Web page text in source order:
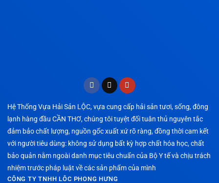
Hệ Thống Vựa Hải Sản LỘC, vựa cung cấp hải sản tươi, sống, đông
lạnh hàng đầu CẦN THƠ, chúng tôi tuyệt đối tuân thủ nguyên tắc
đảm bảo chất lượng, nguồn gốc xuất xứ rõ ràng, đồng thời cam kết
với người tiêu dùng: không sử dụng bất kỳ hợp chất hóa học, chất
bảo quản nằm ngoài danh mục tiêu chuẩn của Bộ Y tế và chịu trách
nhiệm trước pháp luật về các sản phẩm của mình
CÔNG TY TNHH LÔC PHONG HƯNG